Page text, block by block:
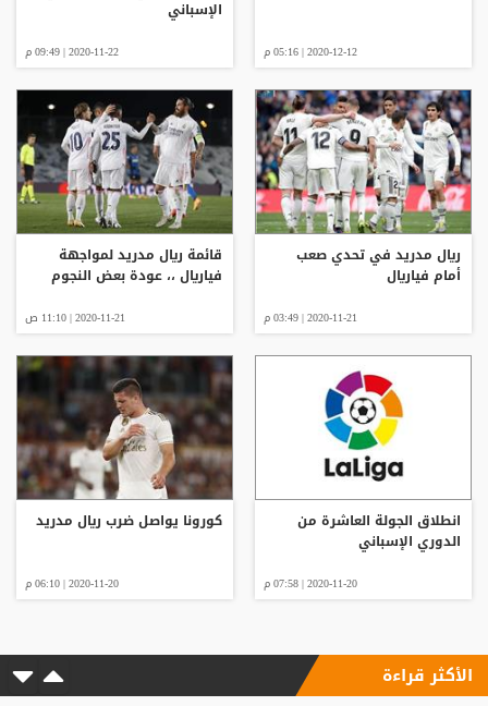
2020-12-12 | 05:16 م
الإسباني
2020-11-22 | 09:49 م
ريال مدريد في تحدي صعب
أمام فياريال
2020-11-21 | 03:49 م
قائمة ريال مدريد لمواجهة
فياريال ،، عودة بعض النجوم
2020-11-21 | 11:10 ص
انطلاق الجولة العاشرة من
الدوري الإسباني
2020-11-20 | 07:58 م
كورونا يواصل ضرب ريال مدريد
2020-11-20 | 06:10 م
الأكثر قراءة